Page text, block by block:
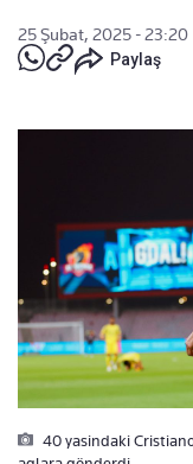
25 Şubat, 2025 - 23:20
Paylaş
40 yasindaki